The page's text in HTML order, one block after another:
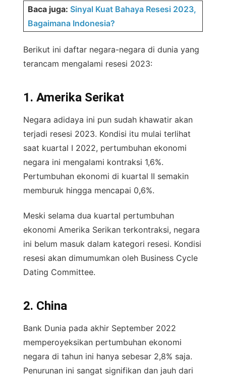
Baca juga: Sinyal Kuat Bahaya Resesi 2023,
Bagaimana Indonesia?
Berikut ini daftar negara-negara di dunia yang
terancam mengalami resesi 2023:
1. Amerika Serikat
Negara adidaya ini pun sudah khawatir akan
terjadi resesi 2023. Kondisi itu mulai terlihat
saat kuartal I 2022, pertumbuhan ekonomi
negara ini mengalami kontraksi 1,6%.
Pertumbuhan ekonomi di kuartal II semakin
memburuk hingga mencapai 0,6%.
Meski selama dua kuartal pertumbuhan
ekonomi Amerika Serikan terkontraksi, negara
ini belum masuk dalam kategori resesi. Kondisi
resesi akan dimumumkan oleh Business Cycle
Dating Committee.
2. China
Bank Dunia pada akhir September 2022
memperoyeksikan pertumbuhan ekonomi
negara di tahun ini hanya sebesar 2,8% saja.
Penurunan ini sangat signifikan dan jauh dari